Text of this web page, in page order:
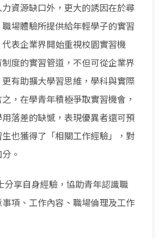
資源缺口外，更大的誘因在於尋
場體驗所提供給年輕學子的實習
表企業界開始重視校園實習機
度的實習管道，不但可從企業界
有助擴大學習思維，學科與實際
，在學青年積極爭取實習機會，
落差的缺憾，表現優異者還可預
也獲得了「相關工作經驗」，對
。
分享自身經驗，協助青年認識職
項、工作內容、職場倫理及工作